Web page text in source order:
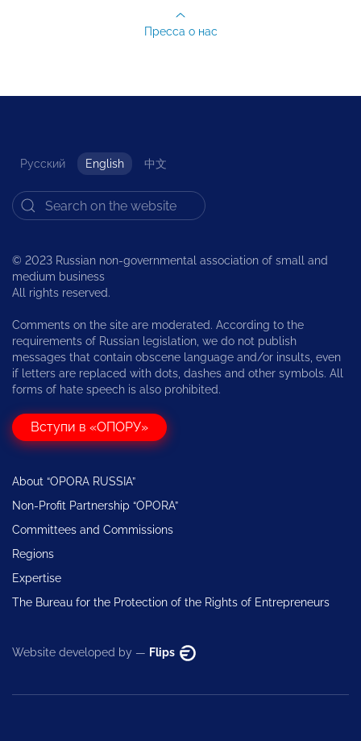
Пресса о нас
Русский English 中文
© 2023 Russian non-governmental association of small and
medium business
All rights reserved.
Comments on the site are moderated. According to the
requirements of Russian legislation, we do not publish
messages that contain obscene language and/or insults, even
if letters are replaced with dots, dashes and other symbols. All
forms of hate speech is also prohibited.
Вступи в «ОПОРУ»
About “OPORA RUSSIA”
Non-Profit Partnership “OPORA”
Committees and Commissions
Regions
Expertise
The Bureau for the Protection of the Rights of Entrepreneurs
Website developed by — Flips